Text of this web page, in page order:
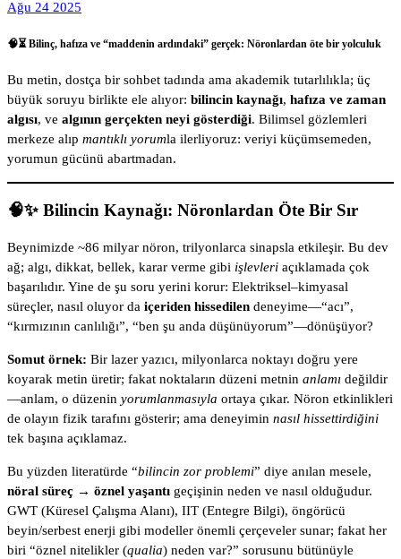
Ağu 24 2025
🧠⏳ Bilinç, hafıza ve “maddenin ardındaki” gerçek: Nöronlardan öte bir yolculuk
Bu metin, dostça bir sohbet tadında ama akademik tutarlılıkla; üç
büyük soruyu birlikte ele alıyor: bilincin kaynağı, hafıza ve zaman
algısı, ve algının gerçekten neyi gösterdiği. Bilimsel gözlemleri
merkeze alıp mantıklı yorumla ilerliyoruz: veriyi küçümsemeden,
yorumun gücünü abartmadan.
🧠✨ Bilincin Kaynağı: Nöronlardan Öte Bir Sır
Beynimizde ~86 milyar nöron, trilyonlarca sinapsla etkileşir. Bu dev
ağ; algı, dikkat, bellek, karar verme gibi işlevleri açıklamada çok
başarılıdır. Yine de şu soru yerini korur: Elektriksel–kimyasal
süreçler, nasıl oluyor da içeriden hissedilen deneyime—“acı”,
“kırmızının canlılığı”, “ben şu anda düşünüyorum”—dönüşüyor?
Somut örnek: Bir lazer yazıcı, milyonlarca noktayı doğru yere
koyarak metin üretir; fakat noktaların düzeni metnin anlamı değildir
—anlam, o düzenin yorumlanmasıyla ortaya çıkar. Nöron etkinlikleri
de olayın fizik tarafını gösterir; ama deneyimin nasıl hissettirdiğini
tek başına açıklamaz.
Bu yüzden literatürde “bilincin zor problemi” diye anılan mesele,
nöral süreç → öznel yaşantı geçişinin neden ve nasıl olduğudur.
GWT (Küresel Çalışma Alanı), IIT (Entegre Bilgi), öngörücü
beyin/serbest enerji gibi modeller önemli çerçeveler sunar; fakat her
biri “öznel nitelikler (qualia) neden var?” sorusunu bütünüyle